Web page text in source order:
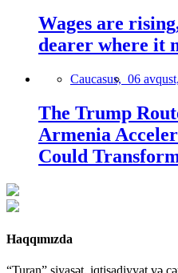
Wages are
dearer where it
Caucasus, 06
The Trump
Armenia
Could
Haqqımızda